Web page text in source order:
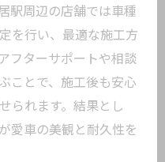
を守るコーティン
カーコーティングの
たらす耐久性の秘
駅周辺の店舗では車種
を行い、最適な施工方
フターサポートや相談
ことで、施工後も安心
られます。結果とし
愛車の美観と耐久性を